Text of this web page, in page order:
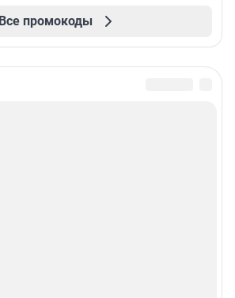
Все промокоды